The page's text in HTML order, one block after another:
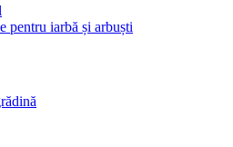
pentru iarbă și arbuști